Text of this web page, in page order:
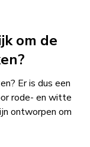
om de
? Er is dus een
rode- en witte
ontworpen om